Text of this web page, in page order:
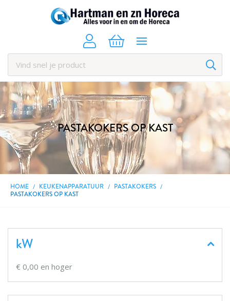
PASTAKOKERS OP KAST
HOME KEUKENAPPARATUUR
PASTAKOKERS
PASTAKOKERS OP KAST
kW
€ 0,00 en hoger